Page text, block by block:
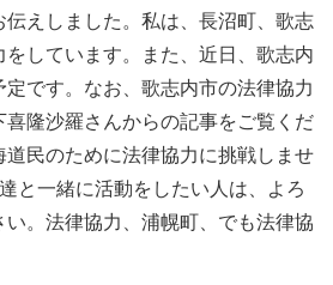
えしました。私は、長沼町、歌志
しています。また、近日、歌志内
です。なお、歌志内市の法律協力
隆沙羅さんからの記事をご覧くだ
道民のために法律協力に挑戦しませ
と一緒に活動をしたい人は、よろ
い。法律協力、浦幌町、でも法律協